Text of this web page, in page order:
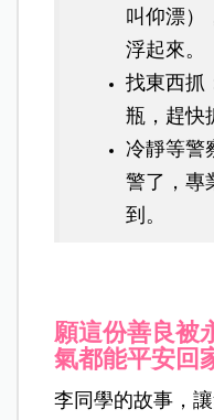
叫仰漂）
浮起來。
找東西抓
瓶，趕快
冷靜等警
警了，專
到。
願這份善良被
氣都能平安回
李同學的故事，